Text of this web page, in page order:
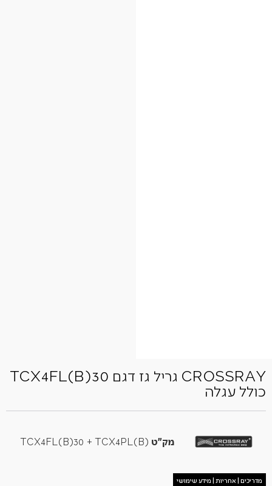
CROSSRAY גריל גז דגם TCX4FL(B)30
כולל עגלה
מק"ט
מדריכים | אחריות | מידע שימושי